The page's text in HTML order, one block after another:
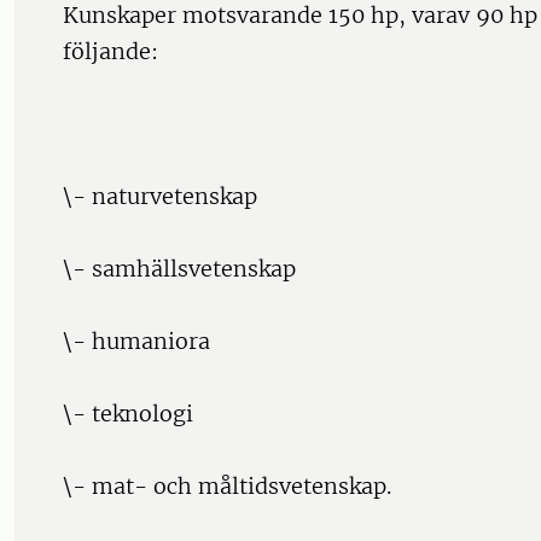
Kunskaper motsvarande 150 hp, varav 90
följande:
\- naturvetenskap
\- samhällsvetenskap
\- humaniora
\- teknologi
\- mat- och måltidsvetenskap.